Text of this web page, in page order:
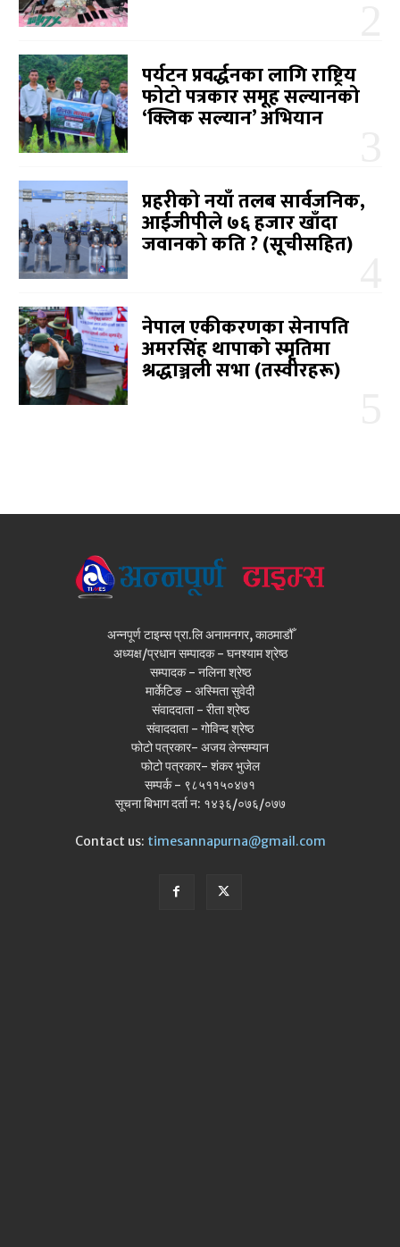
पर्यटन प्रवर्द्धनका लागि राष्ट्रिय
फोटो पत्रकार समूह सल्यानको
‘क्लिक सल्यान’ अभियान
प्रहरीको नयाँ तलब सार्वजनिक,
आईजीपीले ७६ हजार खाँदा
जवानको कति ? (सूचीसहित)
नेपाल एकीकरणका सेनापति
अमरसिंह थापाको स्मृतिमा
श्रद्धाञ्जली सभा (तस्वीरहरू)
अन्नपूर्ण टाइम्स प्रा.लि अनामनगर, काठमाडौँ
अध्यक्ष/प्रधान सम्पादक - घनश्याम श्रेष्ठ
सम्पादक - नलिना श्रेष्ठ
मार्केटिङ - अस्मिता सुवेदी
संवाददाता - रीता श्रेष्ठ
संवाददाता - गोविन्द श्रेष्ठ
फोटो पत्रकार- अजय लेन्सम्यान
फोटो पत्रकार- शंकर भुजेल
सम्पर्क - ९८५११५०४७१
सूचना बिभाग दर्ता न: १४३६/०७६/०७७
Contact us: timesannapurna@gmail.com